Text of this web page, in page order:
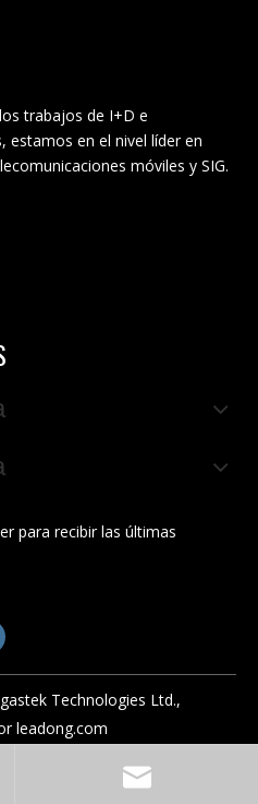
trabajos de I+D e
estamos en el nivel líder en
móviles y SIG.
para recibir las últimas
Technologies Ltd.,
leadong.com